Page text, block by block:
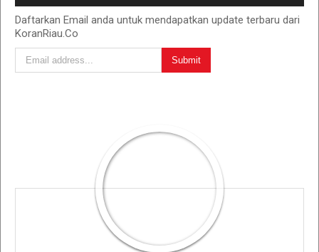
Daftarkan Email anda untuk mendapatkan update terbaru dari
KoranRiau.Co